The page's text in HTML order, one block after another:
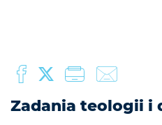
Zadania teologii i